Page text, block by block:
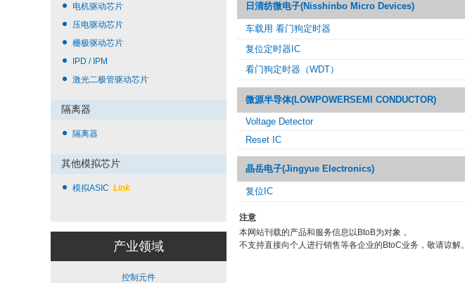
电机驱动芯片
压电驱动芯片
栅极驱动芯片
IPD / IPM
激光二极管驱动芯片
隔离器
隔离器
其他模拟芯片
模拟ASIC Link
产业领域
控制元件
⽇清纺微电⼦(Nisshinbo Micro Devices)
车载用 看门狗定时器
复位定时器IC
看门狗定时器（WDT）
微源半导体(LOWPOWERSEMI CONDUCTOR)
Voltage Detector
Reset IC
晶岳电子(Jingyue Electronics)
复位IC
注意
本网站刊载的产品和服务信息以BtoB为对象，
不支持直接向个人进行销售等各企业的BtoC业务，敬请谅解。